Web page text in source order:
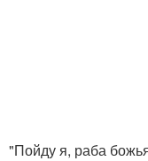
"Пойду я, раба